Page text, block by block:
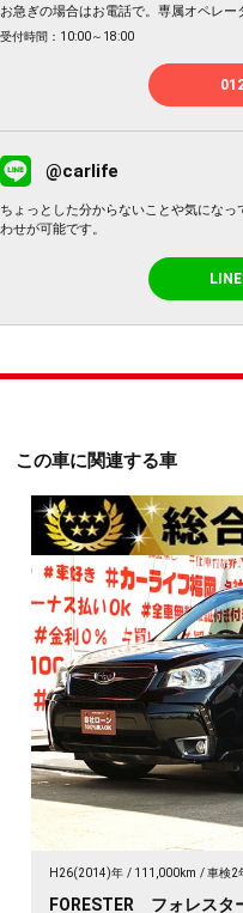
お急ぎの場合はお電話で。専属オペレー
受付時間：10:00～18:00
@carlife
ちょっとした分からないことや気にな
わせが可能です。
この車に関連する車
H26(2014)年 111,000km 車検2
FORESTER フォレス